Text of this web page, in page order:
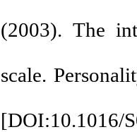
(2003). The
scale.
[DOI:10.1016/